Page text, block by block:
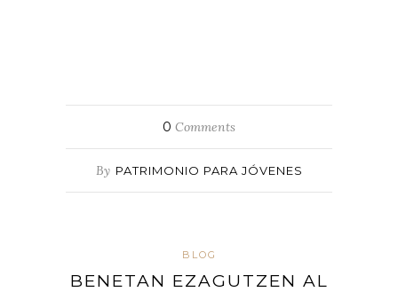
0 Comments
By PATRIMONIO PARA JÓVENES
BLOG
BENETAN EZAGUTZEN AL